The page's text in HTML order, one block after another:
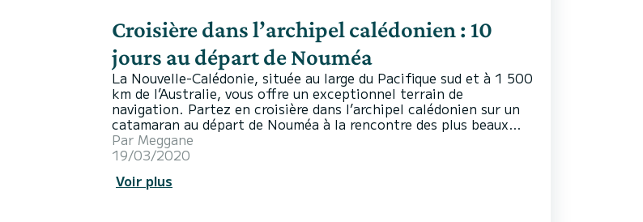
Croisière dans l’archipel calédonien : 10
jours au départ de Nouméa
La Nouvelle-Calédonie, située au large du Pacifique sud et à 1 500
km de l’Australie, vous offre un exceptionnel terrain de
navigation. Partez en croisière dans l’archipel calédonien sur un
catamaran au départ de Nouméa à la rencontre des plus beaux
lagons du monde, de camaïeux de bleu et d’une végétation
foisonnante. Avec ses 24 000 km², la Nouvelle-Calédonie n’a pas
Par Meggane
19/03/2020
Voir plus